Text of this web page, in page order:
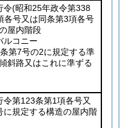
令(昭和25年政令第338
各号又は同条第3項各号
屋内階段
コニー
第7号の2に規定する準
斜路又はこれに準ずる
第123条第1項各号又
に規定する構造の屋内階